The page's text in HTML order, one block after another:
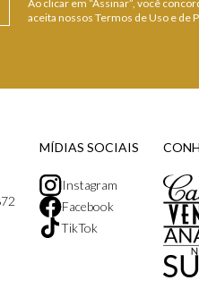
Ao clicar em “Assinar”, você
aceita nossos Termos de Uso e de
MÍDIAS SOCIAIS
Instagram
Facebook
TikTok